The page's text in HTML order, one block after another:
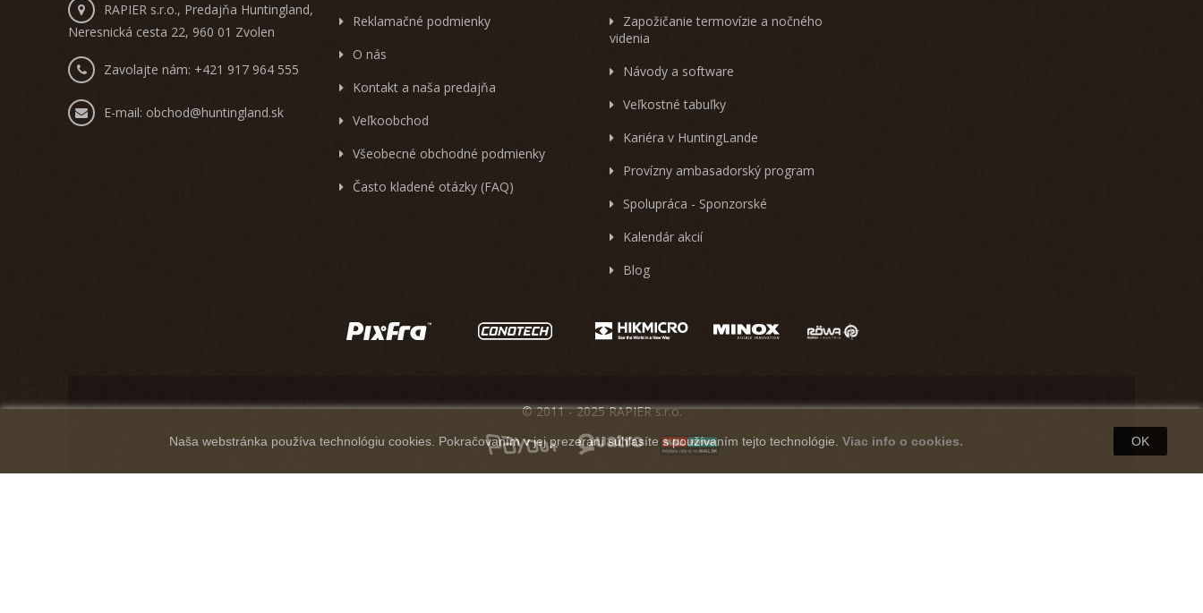
RAPIER s.r.o., Predajňa Huntingland,
Neresnická cesta 22, 960 01 Zvolen
Zavolajte nám: +421 917 964 555
E-mail: obchod@huntingland.sk
Reklamačné podmienky
O nás
Kontakt a naša predajňa
Veľkoobchod
Všeobecné obchodné podmienky
Často kladené otázky (FAQ)
Zapožičanie termovízie a nočného
videnia
Návody a software
Veľkostné tabuľky
Kariéra v HuntingLande
Provízny ambasadorský program
Spolupráca - Sponzorské
Kalendár akcií
Blog
Naša webstránka používa technológiu cookies. Pokračovaním v jej prezeraní súhlasíte s používaním tejto technológie. Viac info o cookies. OK
© 2011 - 2025 RAPIER s.r.o.